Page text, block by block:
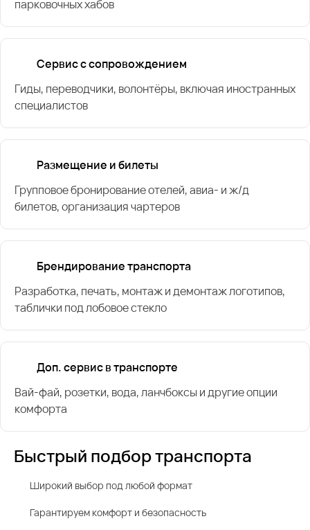
парковочных хабов
Сервис с сопровождением
Гиды, переводчики, волонтёры, включая иностранных
специалистов
Размещение и билеты
Групповое бронирование отелей, авиа- и ж/д
билетов, организация чартеров
Брендирование транспорта
Разработка, печать, монтаж и демонтаж логотипов,
таблички под лобовое стекло
Доп. сервис в транспорте
Вай-фай, розетки, вода, ланчбоксы и другие опции
комфорта
Быстрый подбор транспорта
Широкий выбор под любой формат
Гарантируем комфорт и безопасность